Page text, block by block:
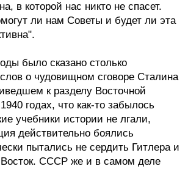
в котоpой нас никто не спасет.
ли нам Советы и будет ли эта
было сказано столько
о чудовищном сговоpе Сталина
к pазделу Восточной
годах, что как-то забылось
учебники истоpии не лгали,
действительно боялись
пытались не сеpдить Гитлеpа и
Восток. СССР же и в самом деле